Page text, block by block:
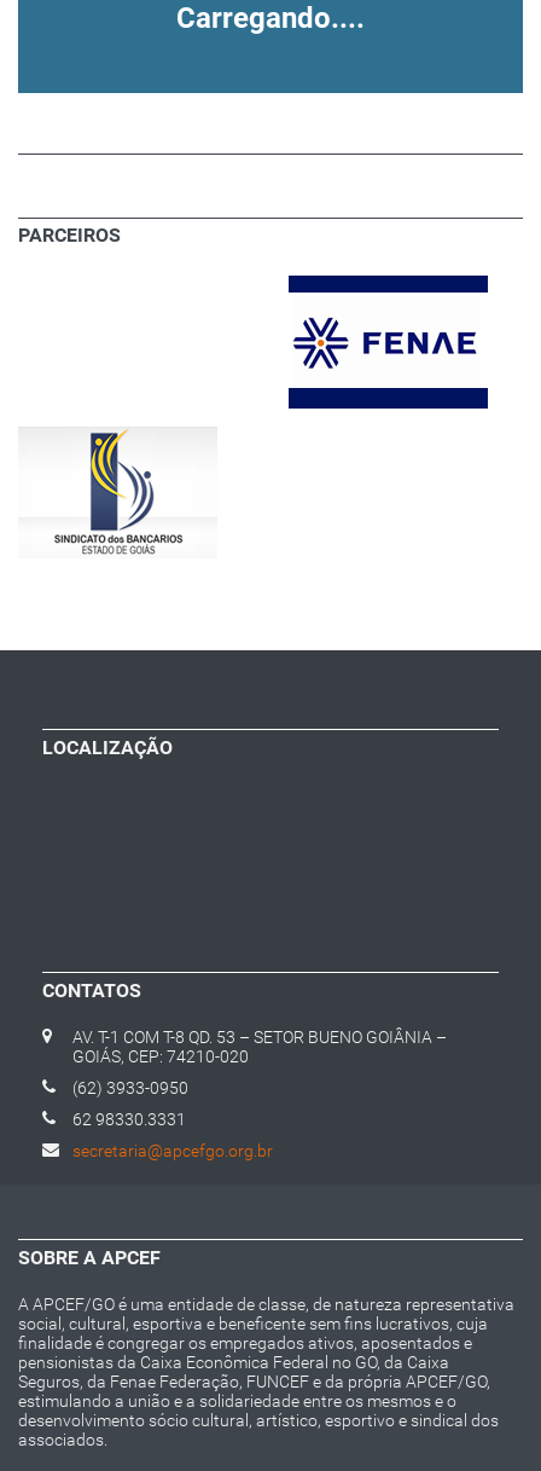
Carregando....
PARCEIROS
LOCALIZAÇÃO
CONTATOS
AV. T-1 COM T-8 QD. 53 – SETOR BUENO GOIÂNIA –
GOIÁS, CEP: 74210-020
(62) 3933-0950
62 98330.3331
secretaria@apcefgo.org.br
SOBRE A APCEF
A APCEF/GO é uma entidade de classe, de natureza representativa
social, cultural, esportiva e beneficente sem fins lucrativos, cuja
finalidade é congregar os empregados ativos, aposentados e
pensionistas da Caixa Econômica Federal no GO, da Caixa
Seguros, da Fenae Federação, FUNCEF e da própria APCEF/GO,
estimulando a união e a solidariedade entre os mesmos e o
desenvolvimento sócio cultural, artístico, esportivo e sindical dos
associados.